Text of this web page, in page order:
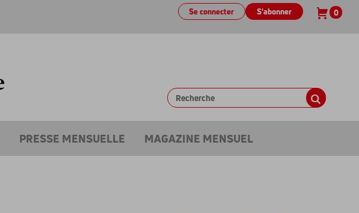
S'abonner
Se connecter 0
PRESSE MENSUELLE MAGAZINE MENSUEL